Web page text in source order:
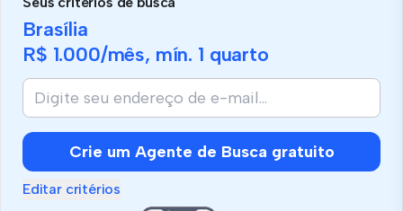
Brasília
R$ 1.000/mês, mín. 1 quarto
Crie um Agente de Busca gratuito
Editar critérios